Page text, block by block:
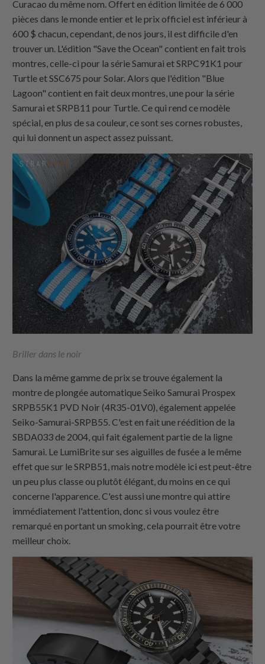
Curacao du même nom. Offert en édition limitée de 6 000
pièces dans le monde entier et le prix officiel est inférieur à
600 $ chacun, cependant, de nos jours, il est difficile d'en
trouver un. L'édition "Save the Ocean" contient en fait trois
montres, celle-ci pour la série Samurai et SRPC91K1 pour
Turtle et SSC675 pour Solar. Alors que l'édition "Blue
Lagoon" contient en fait deux montres, une pour la série
Samurai et SRPB11 pour Turtle. Ce qui rend ce modèle
spécial, en plus de sa couleur, ce sont ses cornes robustes,
qui lui donnent un aspect assez puissant.
Briller dans le noir
Dans la même gamme de prix se trouve également la
montre de plongée automatique Seiko Samurai Prospex
SRPB55K1 PVD Noir (4R35-01V0), également appelée
Seiko-Samurai-SRPB55. C'est en fait une réédition de la
SBDA033 de 2004, qui fait également partie de la ligne
Samurai. Le LumiBrite sur ses aiguilles de fusée a le même
effet que sur le SRPB51, mais notre modèle ici est peut-être
un peu plus classe ou plutôt élégant, du moins en ce qui
concerne l'apparence. C'est aussi une montre qui attire
immédiatement l'attention, donc si vous voulez être
remarqué en portant un smoking, cela pourrait être votre
meilleur choix.